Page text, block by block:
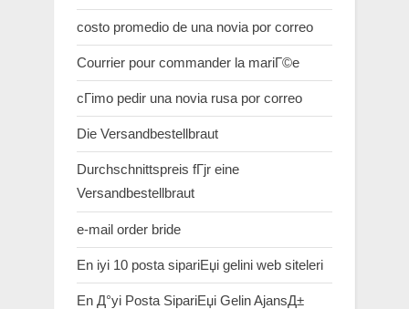
costo promedio de una novia por correo
Courrier pour commander la mariГ©e
cГіmo pedir una novia rusa por correo
Die Versandbestellbraut
Durchschnittspreis fГјr eine
Versandbestellbraut
e-mail order bride
En iyi 10 posta sipariЕџi gelini web siteleri
En Д°yi Posta SipariЕџi Gelin AjansД±